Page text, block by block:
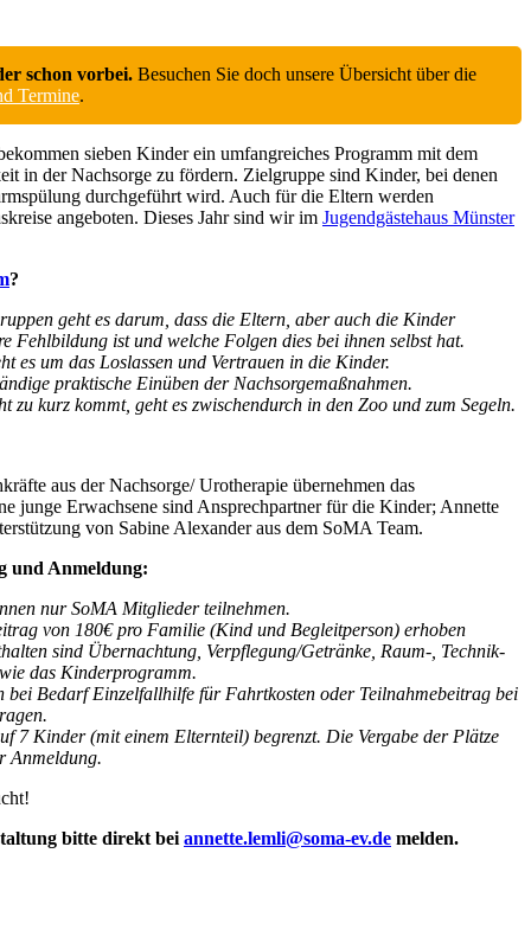
schon vorbei. Besuchen Sie doch unsere Übersicht über die
Termine.
sieben Kinder ein umfangreiches Programm mit dem
in der Nachsorge zu fördern. Zielgruppe sind Kinder, bei denen
durchgeführt wird. Auch für die Eltern werden
angeboten. Dieses Jahr sind wir im Jugendgästehaus Münster
?
geht es darum, dass die Eltern, aber auch die Kinder
Fehlbildung ist und welche Folgen dies bei ihnen selbst hat.
es um das Loslassen und Vertrauen in die Kinder.
praktische Einüben der Nachsorgemaßnahmen.
zu kurz kommt, geht es zwischendurch in den Zoo und zum Segeln.
aus der Nachsorge/ Urotherapie übernehmen das
junge Erwachsene sind Ansprechpartner für die Kinder; Annette
von Sabine Alexander aus dem SoMA Team.
und Anmeldung:
nur SoMA Mitglieder teilnehmen.
von 180€ pro Familie (Kind und Begleitperson) erhoben
sind Übernachtung, Verpflegung/Getränke, Raum-, Technik-
das Kinderprogramm.
bei Bedarf Einzelfallhilfe für Fahrtkosten oder Teilnahmebeitrag bei
7 Kinder (mit einem Elternteil) begrenzt. Die Vergabe der Plätze
Anmeldung.
bitte direkt bei annette.lemli@soma-ev.de melden.